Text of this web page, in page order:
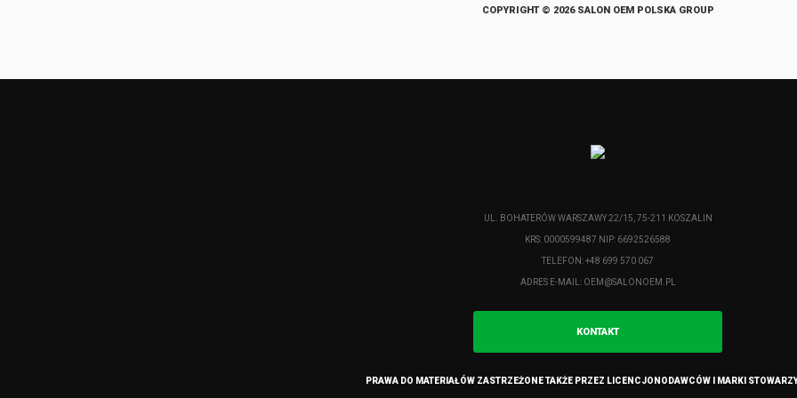
COPYRIGHT © 2026 SALON OEM POLSKA GROUP
UL. BOHATERÓW WARSZAWY 22/15, 75-211 KOSZALIN
KRS: 0000599487 NIP: 6692526588
TELEFON: +48 699 570 067
ADRES E-MAIL: OEM@SALONOEM.PL
KONTAKT
PRAWA DO MATERIAŁÓW ZASTRZEŻONE TAKŻE PRZEZ LICENCJONODAWCÓW I MARKI